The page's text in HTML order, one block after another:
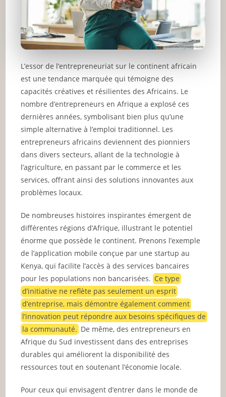
L’essor de l’entrepreneuriat sur le continent africain
est une tendance marquée qui témoigne des
capacités créatives et résilientes des Africains. Le
nombre d’entrepreneurs en Afrique a explosé ces
dernières années, symbolisant bien plus qu’une
simple alternative à l’emploi traditionnel. Les
entrepreneurs africains deviennent des pionniers
dans divers secteurs, allant de la technologie à
l’agriculture, en passant par le commerce et les
services, offrant ainsi des solutions innovantes aux
problèmes locaux.
De nombreuses histoires inspirantes émergent de
différentes régions d’Afrique, illustrant le potentiel
énorme que possède le continent. Prenons l’exemple
de l’application mobile conçue par une startup au
Kenya, qui facilite l’accès à des services bancaires
pour les populations non bancarisées.Ce type
d’initiative ne reflète pas seulement un esprit
d’entreprise, mais démontre également comment
l’innovation peut répondre aux besoins spécifiques de
la communauté. De même, des entrepreneurs en
Afrique du Sud investissent dans des entreprises
durables qui améliorent la disponibilité des
ressources tout en soutenant l’économie locale.
Pour ceux qui envisagent d’entrer dans le monde de